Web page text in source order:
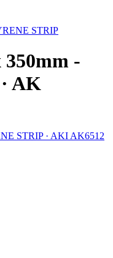
STRIP
350mm -
AK